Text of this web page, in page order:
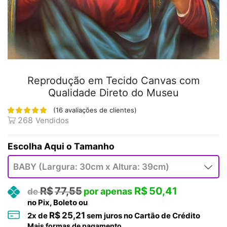
Reprodução em Tecido Canvas com
Qualidade Direto do Museu
(16 avaliações de clientes)
268 Vendidos
Tamanho
R$77,55 R$50,41
no Pix, Boleto ou
2x de R$ 25,21 sem juros no Cartão de Crédito